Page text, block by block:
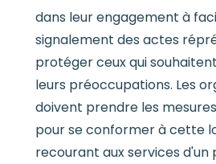
dans leur engagement à
signalement des actes
protéger ceux qui
leurs préoccupations. Les
doivent prendre les
pour se conformer à cette
recourant aux services